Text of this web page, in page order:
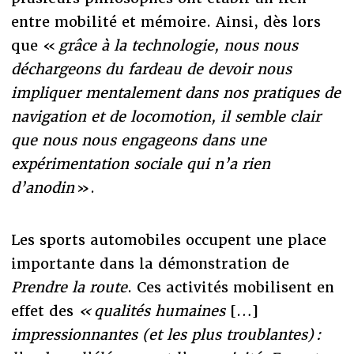
entre mobilité et mémoire. Ainsi, dès lors
que « grâce à la technologie, nous nous
déchargeons du fardeau de devoir nous
impliquer mentalement dans nos pratiques de
navigation et de locomotion, il semble clair
que nous nous engageons dans une
expérimentation sociale qui n’a rien
d’anodin».
Les sports automobiles occupent une place
importante dans la démonstration de
Prendre la route. Ces activités mobilisent en
effet des « qualités humaines […]
impressionnantes (et les plus troublantes) :